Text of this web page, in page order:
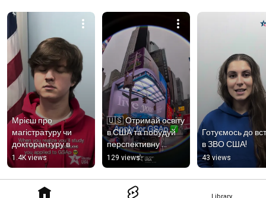
Library
Мрієш про
магістратуру чи
докторантуру в
США?
1.4K views
🇺🇸 Отримай освіту
в США та побудуй
перспективну
карʼєру!
129 views
Готуємось до
в ЗВО США!
43 views